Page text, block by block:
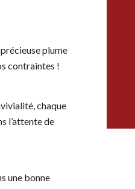
plume
contraintes !
chaque
l’attente de
une bonne